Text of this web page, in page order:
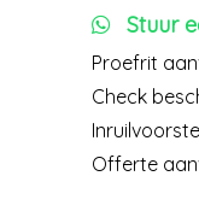
Stuur
Proefrit
Check
Offerte